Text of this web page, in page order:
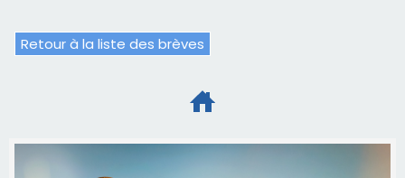
Retour à la liste des brèves